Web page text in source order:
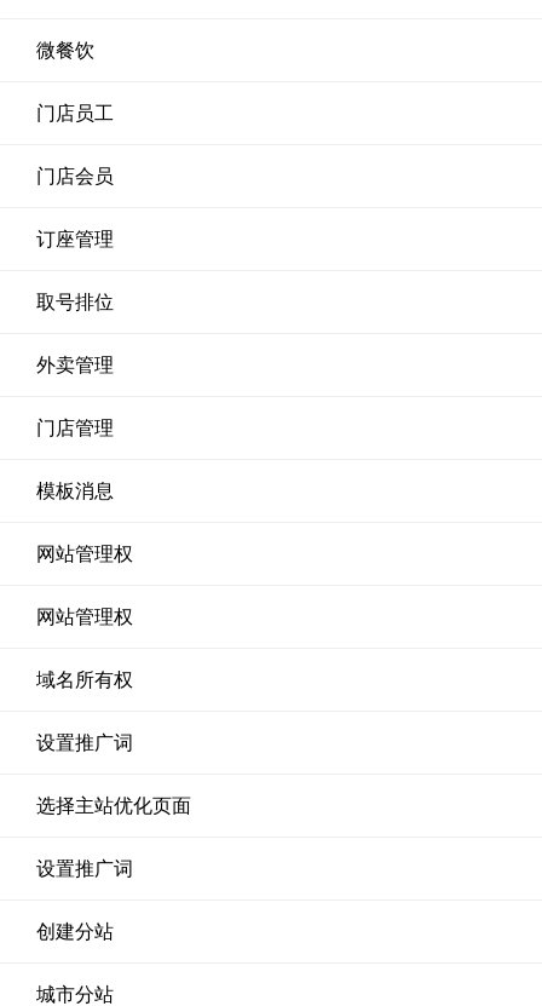
微餐饮
门店员工
门店会员
订座管理
取号排位
外卖管理
门店管理
模板消息
网站管理权
网站管理权
域名所有权
设置推广词
选择主站优化页面
设置推广词
创建分站
城市分站